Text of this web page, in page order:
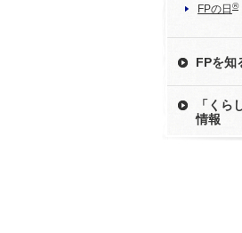
FPの日 ®
FPを知
「くら
情報